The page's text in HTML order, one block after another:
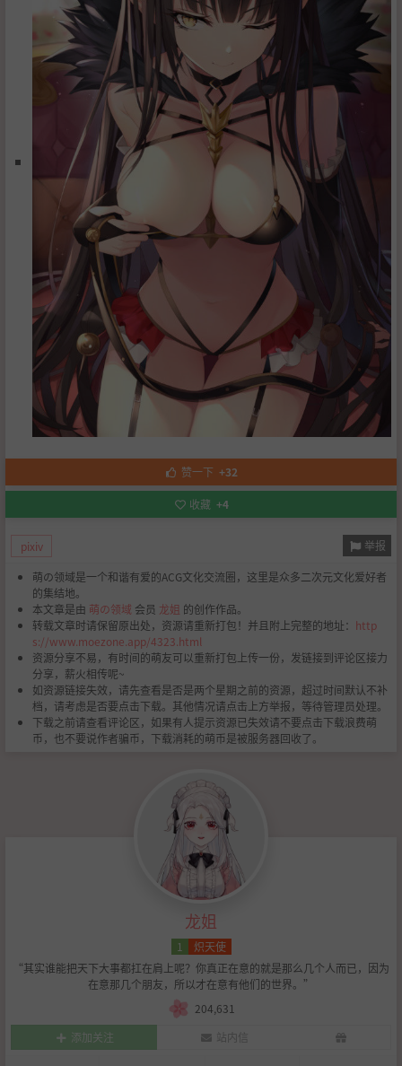
赞一下 +32
收藏 +4
pixiv 举报
萌の领域是一个和谐有爱的ACG文化交流圈，这里是众多二次元文化爱好者
的集结地。
本文章是由 萌の领域 会员 龙姐 的创作作品。
转载文章时请保留原出处，资源请重新打包！并且附上完整的地址： http
s://www.moezone.app/4323.html
资源分享不易，有时间的萌友可以重新打包上传一份，发链接到评论区接力
分享，薪火相传呢~
如资源链接失效，请先查看是否是两个星期之前的资源，超过时间默认不补
档，请考虑是否要点击下载。其他情况请点击上方举报，等待管理员处理。
下载之前请查看评论区，如果有人提示资源已失效请不要点击下载浪费萌
币，也不要说作者骗币，下载消耗的萌币是被服务器回收了。
龙姐
1
炽天使
“其实谁能把天下大事都扛在肩上呢？你真正在意的就是那么几个人而已，因为
在意那几个朋友，所以才在意有他们的世界。”
204,631
添加关注
站内信